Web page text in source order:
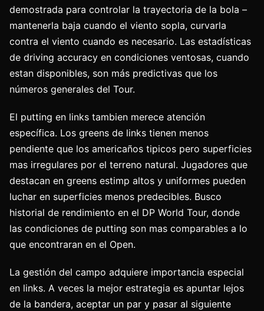
demostrada para controlar la trayectoria de la bola –
mantenerla baja cuando el viento sopla, curvarla
contra el viento cuando es necesario. Las estadísticas
de driving accuracy en condiciones ventosas, cuando
estan disponibles, son más predictivas que los
números generales del Tour.
El putting en links tambien merece atención
específica. Los greens de links tienen menos
pendiente que los americaños tipicos pero superficies
mas irregulares por el terreno natural. Jugadores que
destacan en greens estimp altos y uniformes pueden
luchar en superficies menos predecibles. Busco
historial de rendimiento en el DP World Tour, donde
las condiciones de putting son mas comparables a lo
que encontraran en el Open.
La gestión del campo adquiere importancia especial
en links. A veces la mejor estrategia es apuntar lejos
de la bandera, aceptar un par y pasar al siguiente